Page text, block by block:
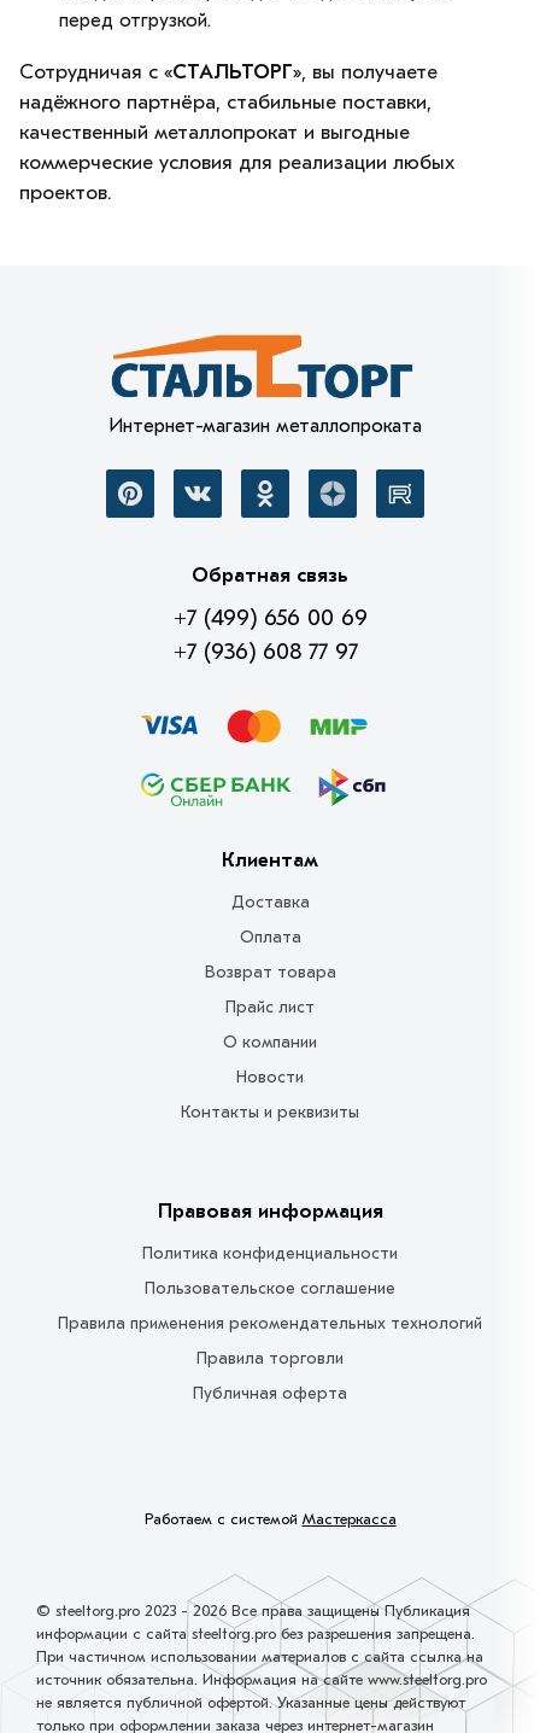
перед отгрузкой.
Сотрудничая с «СТАЛЬТОРГ», вы получаете
надёжного партнёра, стабильные поставки,
качественный металлопрокат и выгодные
коммерческие условия для реализации любых
проектов.
Интернет-магазин металлопроката
Обратная связь
+7 (499) 656 00 69
+7 (936) 608 77 97
Клиентам
Доставка
Оплата
Возврат товара
Прайс лист
О компании
Новости
Контакты и реквизиты
Правовая информация
Политика конфиденциальности
Пользовательское соглашение
Правила применения рекомендательных технологий
Правила торговли
Публичная оферта
Работаем с системой Мастеркасса
© steeltorg.pro 2023 - 2026 Все права защищены Публикация
информации с сайта steeltorg.pro без разрешения запрещена.
При частичном использовании материалов с сайта ссылка на
источник обязательна. Информация на сайте www.steeltorg.pro
не является публичной офертой. Указанные цены действуют
только при оформлении заказа через интернет-магазин